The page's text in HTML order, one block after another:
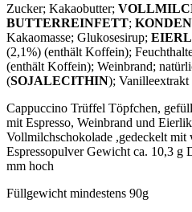
Zucker; Kakaobutter;
BUTTERREINFETT;
Kakaomasse; Glukosesirup;
(2,1%) (enthält Koffein);
(enthält Koffein); Weinbrand;
(SOJALECITHIN); Vanilleextrakt
Cappuccino Trüffel Töpfchen,
mit Espresso, Weinbrand und
Vollmilchschokolade ,gedeckelt mit
Espressopulver Gewicht ca. 10,3 g
mm hoch
Füllgewicht mindestens 90g